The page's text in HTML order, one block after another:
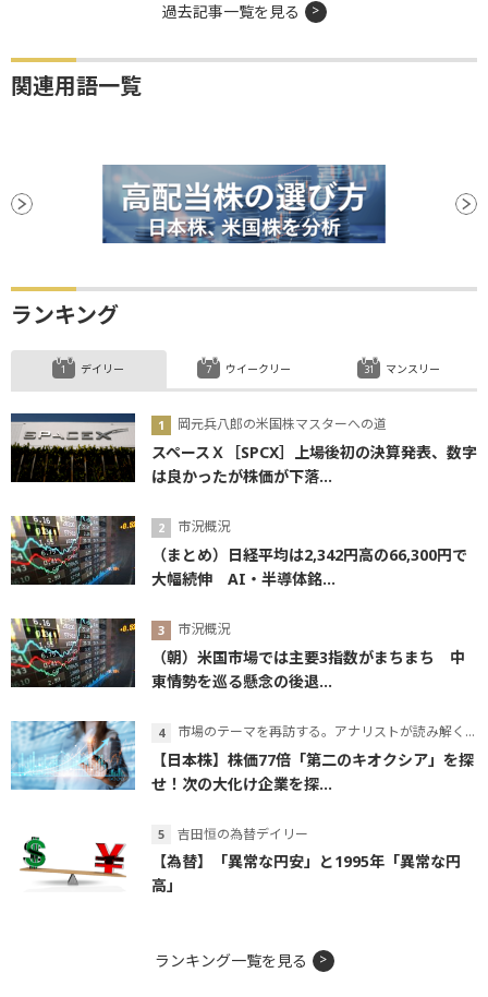
過去記事一覧を見る
関連用語一覧
ランキング
デイリー
岡元兵八郎の米国株マスターへの道
スペースＸ［SPCX］上場後初の決算発表、数字
は良かったが株価が下落...
市況概況
（まとめ）日経平均は2,342円高の66,300円で
大幅続伸 AI・半導体銘...
市況概況
（朝）米国市場では主要3指数がまちまち 中
東情勢を巡る懸念の後退...
市場のテーマを再訪する。アナリストが読み解くテーマの本質
【日本株】株価77倍「第二のキオクシア」を探
せ！次の大化け企業を探...
吉田恒の為替デイリー
【為替】「異常な円安」と1995年「異常な円
高」
ウイークリー マンスリー
ランキング一覧を見る